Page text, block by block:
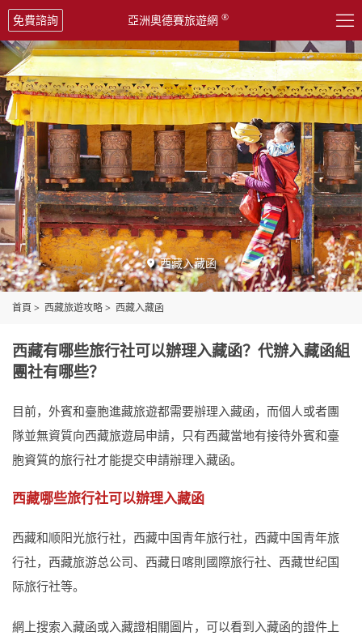

免費諮詢 亞洲奧德賽旅遊網 ®
 西藏入藏函
首頁 > 西藏旅遊攻略> 西藏入藏函
西藏有哪些旅行社可以辦理入藏函？代辦入藏函組
團社有哪些？
目前，外賓和臺胞進藏旅遊都需要辦理入藏函，而個人或者團
隊並無資質向西藏旅遊局申請，只有西藏當地有接待外賓和臺
胞資質的旅行社才能提交申請辦理入藏函。
西藏哪些旅行社可以辦理入藏函
西藏和顺阳光旅行社，西藏中国青年旅行社，西藏中国青年旅
行社，西藏旅游总公司、西藏日喀則國際旅行社、西藏世纪国
际旅行社等。
網上搜索入藏函或入藏證相關圖片，可以看到入藏函的證件上